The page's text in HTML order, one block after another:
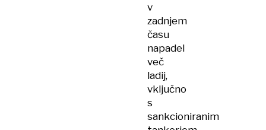
v
zadnjem
času
napadel
več
ladij,
vključno
s
sankcioniranim